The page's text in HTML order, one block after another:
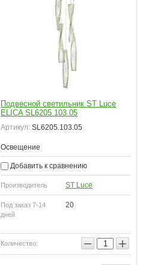
Подвесной светильник ST Luce
ELICA SL6205.103.05
Артикул: SL6205.103.05
Освещение
Добавить к сравнению
Производитель ST Luce
Под заказ 7-14
дней
20
Количество: − +